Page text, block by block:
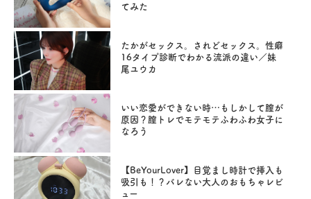
てみた
たかがセックス。されどセックス。性癖
16タイプ診断でわかる流派の違い／妹
尾ユウカ
いい恋愛ができない時…もしかして膣が
原因？膣トレでモテモテふわふわ女子に
なろう
【BeYourLover】目覚まし時計で挿入も
吸引も！？バレない大人のおもちゃレビ
ュー